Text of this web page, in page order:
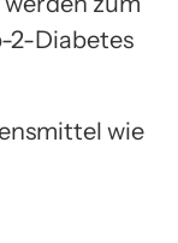
2-Diabetes
wie